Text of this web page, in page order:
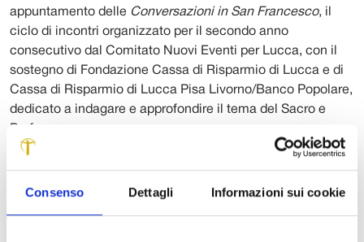
Consenso Dettagli Informazioni sui cookie
appuntamento delle Conversazioni in San Francesco, il
ciclo di incontri organizzato per il secondo anno
consecutivo dal Comitato Nuovi Eventi per Lucca, con il
sostegno di Fondazione Cassa di Risparmio di Lucca e di
Cassa di Risparmio di Lucca Pisa Livorno/Banco Popolare,
dedicato a indagare e approfondire il tema del Sacro e
Artista profondamente impegnata nell’utilizzo della
conflitto, Noa ha sempre dimostrato un particolare riguardo